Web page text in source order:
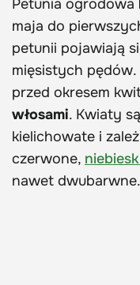
Petunia ogrodowa
maja do
petunii pojawiają
mięsistych
przed okresem
włosami. Kwiaty
kielichowate i
czerwone,
nawet dwubarwne.